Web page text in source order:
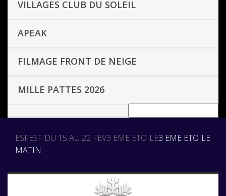
VILLAGES CLUB DU SOLEIL
APEAK
FILMAGE FRONT DE NEIGE
MILLE PATTES 2026
ESFESF DU 15 AU 22 FEV3 EME ETOILE3 EME ETOILE
MATIN